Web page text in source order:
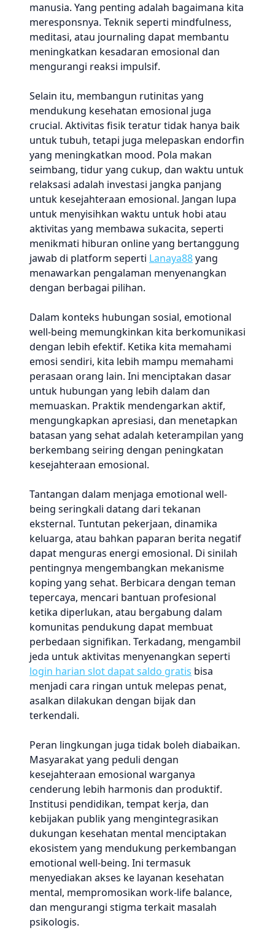
manusia. Yang penting adalah bagaimana kita
meresponsnya. Teknik seperti mindfulness,
meditasi, atau journaling dapat membantu
meningkatkan kesadaran emosional dan
mengurangi reaksi impulsif.
Selain itu, membangun rutinitas yang
mendukung kesehatan emosional juga
crucial. Aktivitas fisik teratur tidak hanya baik
untuk tubuh, tetapi juga melepaskan endorfin
yang meningkatkan mood. Pola makan
seimbang, tidur yang cukup, dan waktu untuk
relaksasi adalah investasi jangka panjang
untuk kesejahteraan emosional. Jangan lupa
untuk menyisihkan waktu untuk hobi atau
aktivitas yang membawa sukacita, seperti
menikmati hiburan online yang bertanggung
jawab di platform seperti Lanaya88yang
menawarkan pengalaman menyenangkan
dengan berbagai pilihan.
Dalam konteks hubungan sosial, emotional
well-being memungkinkan kita berkomunikasi
dengan lebih efektif. Ketika kita memahami
emosi sendiri, kita lebih mampu memahami
perasaan orang lain. Ini menciptakan dasar
untuk hubungan yang lebih dalam dan
memuaskan. Praktik mendengarkan aktif,
mengungkapkan apresiasi, dan menetapkan
batasan yang sehat adalah keterampilan yang
berkembang seiring dengan peningkatan
kesejahteraan emosional.
Tantangan dalam menjaga emotional well-
being seringkali datang dari tekanan
eksternal. Tuntutan pekerjaan, dinamika
keluarga, atau bahkan paparan berita negatif
dapat menguras energi emosional. Di sinilah
pentingnya mengembangkan mekanisme
koping yang sehat. Berbicara dengan teman
tepercaya, mencari bantuan profesional
ketika diperlukan, atau bergabung dalam
komunitas pendukung dapat membuat
perbedaan signifikan. Terkadang, mengambil
jeda untuk aktivitas menyenangkan seperti
login harian slot dapat saldo gratis bisa
menjadi cara ringan untuk melepas penat,
asalkan dilakukan dengan bijak dan
terkendali.
Peran lingkungan juga tidak boleh diabaikan.
Masyarakat yang peduli dengan
kesejahteraan emosional warganya
cenderung lebih harmonis dan produktif.
Institusi pendidikan, tempat kerja, dan
kebijakan publik yang mengintegrasikan
dukungan kesehatan mental menciptakan
ekosistem yang mendukung perkembangan
emotional well-being. Ini termasuk
menyediakan akses ke layanan kesehatan
mental, mempromosikan work-life balance,
dan mengurangi stigma terkait masalah
psikologis.